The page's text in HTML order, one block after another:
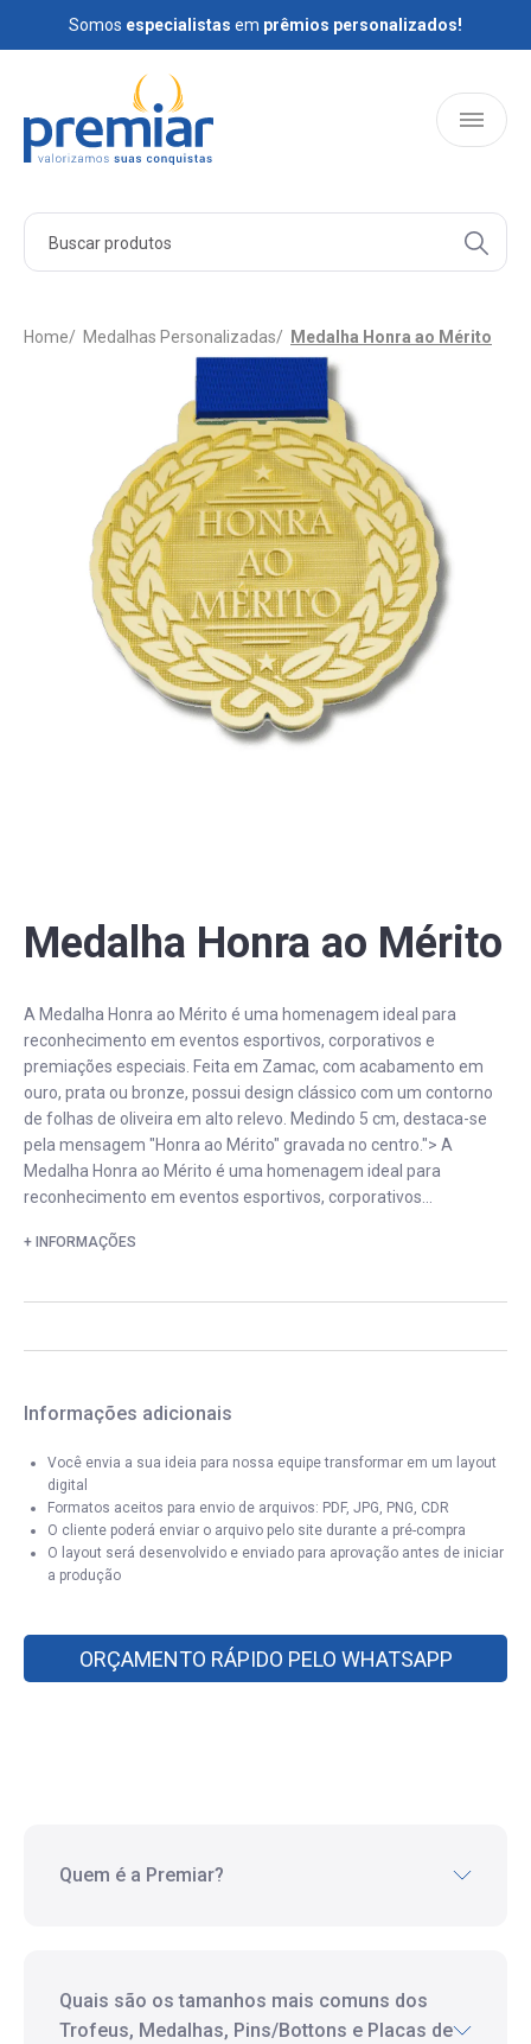
Somos especialistas em prêmios personalizados!
Somosespecialistas emprêmios personalizados!
HOME
PERGUNTAS FREQUENTES
Home Medalhas Personalizadas Medalha Honra ao Mérito
Medalha Honra ao Mérito
A Medalha Honra ao Mérito é uma homenagem ideal para
reconhecimento em eventos esportivos, corporativos e
premiações especiais. Feita em Zamac, com acabamento em
ouro, prata ou bronze, possui design clássico com um contorno
de folhas de oliveira em alto relevo. Medindo 5 cm, destaca-se
pela mensagem "Honra ao Mérito" gravada no centro."> A
Medalha Honra ao Mérito é uma homenagem ideal para
reconhecimento em eventos esportivos, corporativos...
+ INFORMAÇÕES
Informações adicionais
Você envia a sua ideia para nossa equipe transformar em um layout
digital
Formatos aceitos para envio de arquivos: PDF, JPG, PNG, CDR
O cliente poderá enviar o arquivo pelo site durante a pré-compra
O layout será desenvolvido e enviado para aprovação antes de iniciar
a produção
ORÇAMENTO RÁPIDO PELO WHATSAPP
Quem é a Premiar?
Quais são os tamanhos mais comuns dos
Trofeus, Medalhas, Pins/Bottons e Placas de